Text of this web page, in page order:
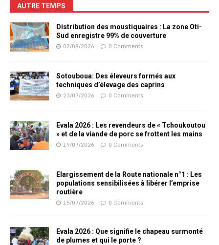
AUTRE TEMPS
Distribution des moustiquaires : La zone Oti-
Sud enregistre 99% de couverture
02/08/2026 0 Comments
Sotouboua: Des éleveurs formés aux
techniques d’élevage des caprins
23/07/2026 0 Comments
Evala 2026 : Les revendeurs de « Tchoukoutou
» et de la viande de porc se frottent les mains
19/07/2026 0 Comments
Elargissement de la Route nationale n°1 : Les
populations sensibilisées à libérer l’emprise
routière
15/07/2026 0 Comments
Evala 2026 : Que signifie le chapeau surmonté
de plumes et qui le porte ?